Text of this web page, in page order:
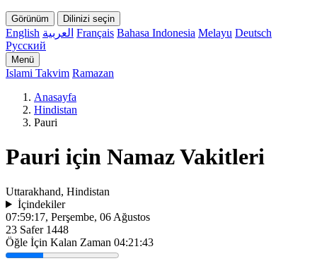
Görünüm Dilinizi seçin
English العربية Français Bahasa Indonesia Melayu Deutsch
Русский
Menü
Islami Takvim Ramazan
Anasayfa
Hindistan
Pauri
Pauri için Namaz Vakitleri
Uttarakhand, Hindistan
İçindekiler
07:59:17, Perşembe, 06 Ağustos
23 Safer 1448
Öğle İçin Kalan Zaman 04:21:43